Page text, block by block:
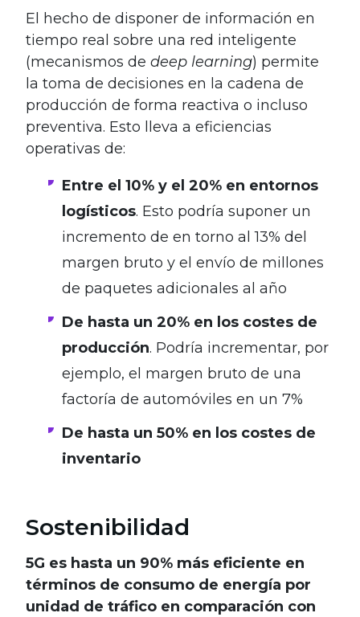
El hecho de disponer de información en
tiempo real sobre una red inteligente
(mecanismos de deep learning) permite
la toma de decisiones en la cadena de
producción de forma reactiva o incluso
preventiva. Esto lleva a eficiencias
operativas de:
Entre el 10% y el 20% en entornos
logísticos. Esto podría suponer un
incremento de en torno al 13% del
margen bruto y el envío de millones
de paquetes adicionales al año
De hasta un 20% en los costes de
producción. Podría incrementar, por
ejemplo, el margen bruto de una
factoría de automóviles en un 7%
De hasta un 50% en los costes de
inventario
Sostenibilidad
5G es hasta un 90% más eficiente en
términos de consumo de energía por
unidad de tráfico en comparación con